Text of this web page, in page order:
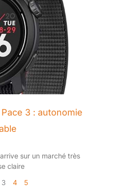
3 : autonomie
sur un marché très
claire
3 4 5